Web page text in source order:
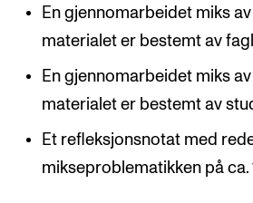
En gjennomarbeidet miks
materialet er bestemt av
En gjennomarbeidet miks
materialet er bestemt av
Et refleksjonsnotat med
mikseproblematikken på ca.